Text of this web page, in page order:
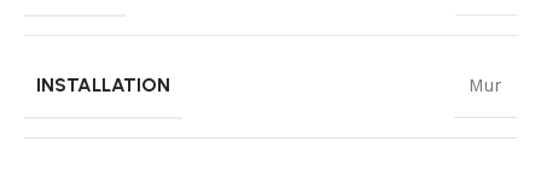
INSTALLATION Mur